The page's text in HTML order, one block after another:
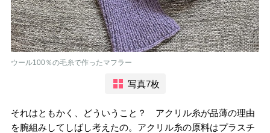
ウール100％の毛糸で作ったマフラー
写真7枚
それはともかく、どういうこと？ アクリル糸が品薄の理由
を腕組みしてしばし考えたの。アクリル糸の原料はプラスチ